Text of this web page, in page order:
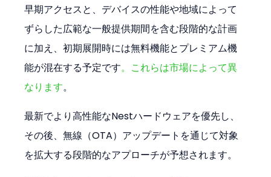
早期アクセスと、デバイスの性能や地域によって
ずらした広範な一般提供期間を含む段階的な計画
に加え、初期展開時には無料機能とプレミアム機
能が混在する予定です。これらは市場によって異
なります。
最新でより高性能なNestハードウェアを優先し、
その後、無線（OTA）アップデートを通じて対象
を拡大する段階的なアプローチが予想されます。